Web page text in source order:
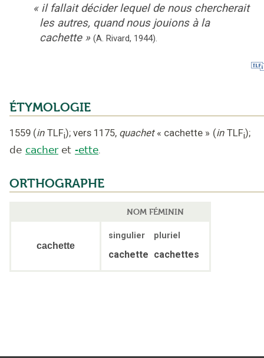
« il fallait décider lequel de nous chercherait
les autres, quand nous jouions à la
cachette » (A. Rivard, 1944).
ÉTYMOLOGIE
1559 (in TLFi); vers 1175, quachet « cachette » (in TLFi);
de cacher et -ette.
ORTHOGRAPHE
NOM FÉMININ
cachette
singulier pluriel
cachette cachettes